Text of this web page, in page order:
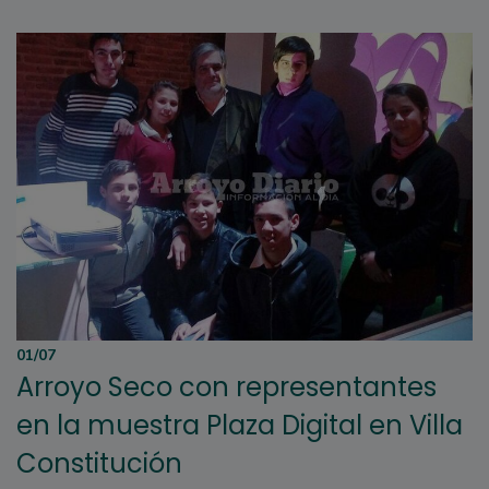
01/07
Arroyo Seco con representantes
en la muestra Plaza Digital en Villa
Constitución